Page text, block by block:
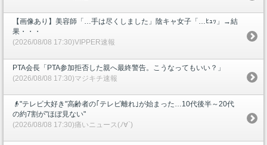
【画像あり】美容師「…手は尽くしました」陰キャ女子「…ﾋｭｯ」→結
果・・・
(2026/08/08 17:30)VIPPER速報
PTA会長「PTA参加拒否した親へ最終警告。こうなってもいい？」
(2026/08/08 17:30)マジキチ速報
👴"テレビ大好き"高齢者の｢テレビ離れ｣が始まった…10代後半～20代
の約7割が"ほぼ見ない"
(2026/08/08 17:30)痛いニュース(ﾉ∀`)